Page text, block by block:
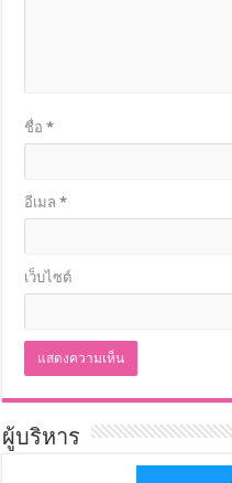
ชื่อ*
อีเมล*
เว็บไซต์
ผู้บริหาร